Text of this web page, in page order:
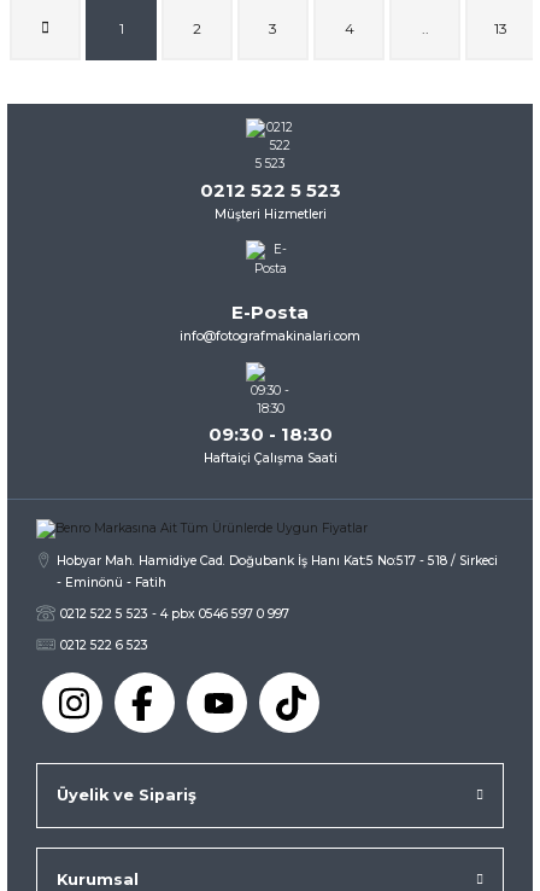
1 2 3 4 13
0212 522 5 523
Müşteri Hizmetleri
E-Posta
info@fotografmakinalari.com
09:30 - 18:30
Haftaiçi Çalışma Saati
Hobyar Mah. Hamidiye Cad. Doğubank İş Hanı Kat:5 No:517 - 518 / Sirkeci
- Eminönü - Fatih
0212 522 5 523 - 4 pbx 0546 597 0 997
0212 522 6 523
Üyelik ve Sipariş
Kurumsal